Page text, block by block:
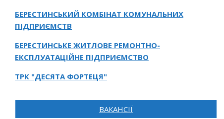
БЕРЕСТИНСЬКИЙ КОМБІНАТ КОМУНАЛЬНИХ
ПІДПРИЄМСТВ
БЕРЕСТИНСЬКЕ ЖИТЛОВЕ РЕМОНТНО-
ЕКСПЛУАТАЦІЙНЕ ПІДПРИЄМСТВО
ТРК "ДЕСЯТА ФОРТЕЦЯ"
ВАКАНСІЇ